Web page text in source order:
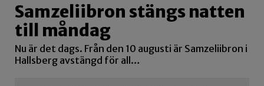
Samzeliibron stängs natten
till måndag
Nu är det dags. Från den 10 augusti är Samzeliibron i
Hallsberg avstängd för all…